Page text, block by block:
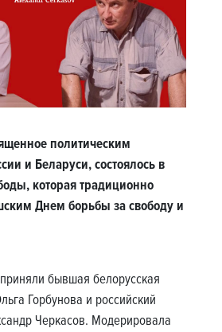
политическим
и Беларуси, состоялось в
которая традиционно
Днем борьбы за свободу и
бывшая белорусская
Горбунова и российский
Черкасов. Модерировала